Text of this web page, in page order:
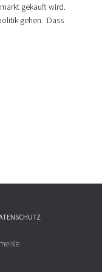
gekauft wird.
gehen. Dass